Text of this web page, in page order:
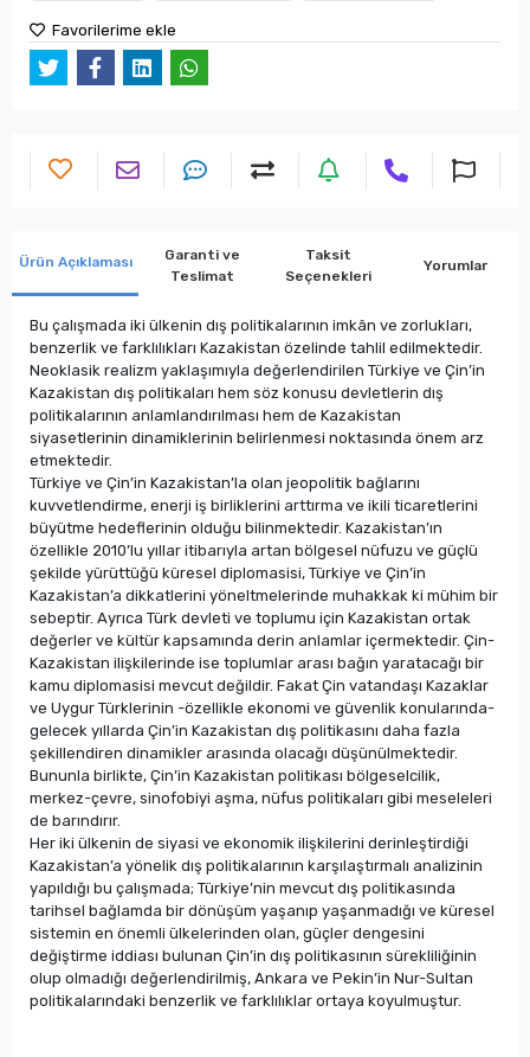
Favorilerime ekle
Ürün Açıklaması
Garanti ve
Teslimat
Taksit
Seçenekleri
Yorumlar
Bu çalışmada iki ülkenin dış politikalarının imkân ve zorlukları,
benzerlik ve farklılıkları Kazakistan özelinde tahlil edilmektedir.
Neoklasik realizm yaklaşımıyla değerlendirilen Türkiye ve Çin’in
Kazakistan dış politikaları hem söz konusu devletlerin dış
politikalarının anlamlandırılması hem de Kazakistan
siyasetlerinin dinamiklerinin belirlenmesi noktasında önem arz
etmektedir.
Türkiye ve Çin’in Kazakistan’la olan jeopolitik bağlarını
kuvvetlendirme, enerji iş birliklerini arttırma ve ikili ticaretlerini
büyütme hedeflerinin olduğu bilinmektedir. Kazakistan’ın
özellikle 2010’lu yıllar itibarıyla artan bölgesel nüfuzu ve güçlü
şekilde yürüttüğü küresel diplomasisi, Türkiye ve Çin’in
Kazakistan’a dikkatlerini yöneltmelerinde muhakkak ki mühim bir
sebeptir. Ayrıca Türk devleti ve toplumu için Kazakistan ortak
değerler ve kültür kapsamında derin anlamlar içermektedir. Çin-
Kazakistan ilişkilerinde ise toplumlar arası bağın yaratacağı bir
kamu diplomasisi mevcut değildir. Fakat Çin vatandaşı Kazaklar
ve Uygur Türklerinin -özellikle ekonomi ve güvenlik konularında-
gelecek yıllarda Çin’in Kazakistan dış politikasını daha fazla
şekillendiren dinamikler arasında olacağı düşünülmektedir.
Bununla birlikte, Çin’in Kazakistan politikası bölgeselcilik,
merkez-çevre, sinofobiyi aşma, nüfus politikaları gibi meseleleri
de barındırır.
Her iki ülkenin de siyasi ve ekonomik ilişkilerini derinleştirdiği
Kazakistan’a yönelik dış politikalarının karşılaştırmalı analizinin
yapıldığı bu çalışmada; Türkiye’nin mevcut dış politikasında
tarihsel bağlamda bir dönüşüm yaşanıp yaşanmadığı ve küresel
sistemin en önemli ülkelerinden olan, güçler dengesini
değiştirme iddiası bulunan Çin’in dış politikasının sürekliliğinin
olup olmadığı değerlendirilmiş, Ankara ve Pekin’in Nur-Sultan
politikalarındaki benzerlik ve farklılıklar ortaya koyulmuştur.